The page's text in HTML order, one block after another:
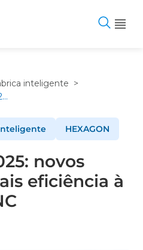
inteligente >
EDGECAM 2025: novos recursos e mais eficiência à usinagem CNC
HEXAGON
novos
eficiência à